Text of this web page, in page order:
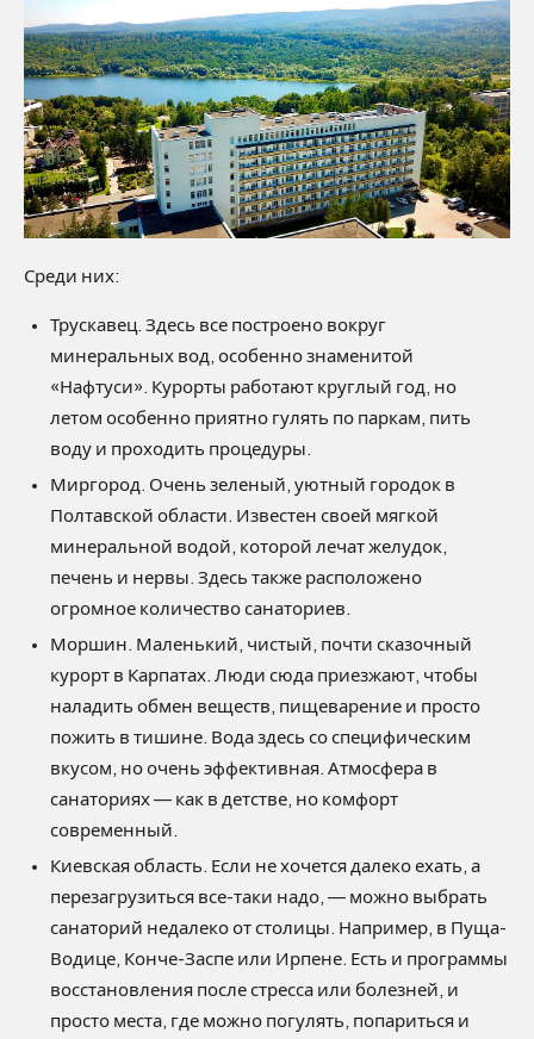
Среди них:
Трускавец. Здесь все построено вокруг
минеральных вод, особенно знаменитой
«Нафтуси». Курорты работают круглый год, но
летом особенно приятно гулять по паркам, пить
воду и проходить процедуры.
Миргород. Очень зеленый, уютный городок в
Полтавской области. Известен своей мягкой
минеральной водой, которой лечат желудок,
печень и нервы. Здесь также расположено
огромное количество санаториев.
Моршин. Маленький, чистый, почти сказочный
курорт в Карпатах. Люди сюда приезжают, чтобы
наладить обмен веществ, пищеварение и просто
пожить в тишине. Вода здесь со специфическим
вкусом, но очень эффективная. Атмосфера в
санаториях — как в детстве, но комфорт
современный.
Киевская область. Если не хочется далеко ехать, а
перезагрузиться все-таки надо, — можно выбрать
санаторий недалеко от столицы. Например, в Пуща-
Водице, Конче-Заспе или Ирпене. Есть и программы
восстановления после стресса или болезней, и
просто места, где можно погулять, попариться и